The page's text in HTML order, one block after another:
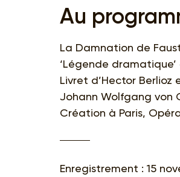
Au
La Damnation de
‘Légende dramatique’
Livret d’Hector Berlioz
Johann Wolfgang von
Création à Paris,
Enregistrement : 15